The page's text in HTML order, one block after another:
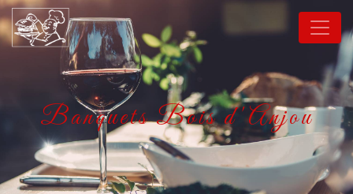
Panneau de gestion des cookies
Banquets Bois d'Anjou